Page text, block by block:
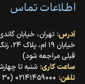
اطلاعات تماس
آدرس: تهران، خیابان
قبلی مراجعه شود)
ساعت کاری: شنبه تا چهارشنبه
تلفن: ۰۲۱۴۱۴۵۹۰۰۰ (۳۰ خط)